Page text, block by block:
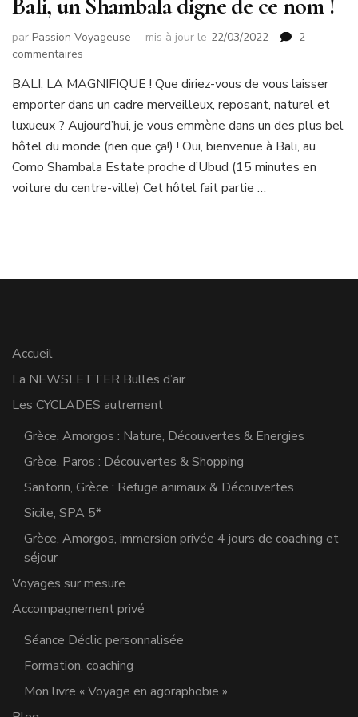
Bali, un Shambala digne de ce nom !
par Passion Voyageuse mis à jour le 22/03/2022
2
commentaires
un
Shambala
digne
ce
nom
!
BALI, LA MAGNIFIQUE ! Que diriez-vous de vous laisser
emporter dans un cadre merveilleux, reposant, naturel et
luxueux ? Aujourd’hui, je vous emmène dans un des plus bel
hôtel du monde (rien que ça!) ! Oui, bienvenue à Bali, au
Como Shambala Estate proche d’Ubud (15 minutes en
voiture du centre-ville) Cet hôtel fait partie …
Accueil
La NEWSLETTER Bulles d’air
Les CYCLADES autrement
Grèce, Amorgos : Nature, Découvertes & Energies
Grèce, Paros : Découvertes & Shopping
Santorin, Grèce : Refuge animaux & Découvertes
Sicile, SPA 5*
Grèce, Amorgos, immersion privée 4 jours de coaching et
séjour
Voyages sur mesure
Accompagnement privé
Séance Déclic personnalisée
Formation, coaching
Mon livre « Voyage en agoraphobie »